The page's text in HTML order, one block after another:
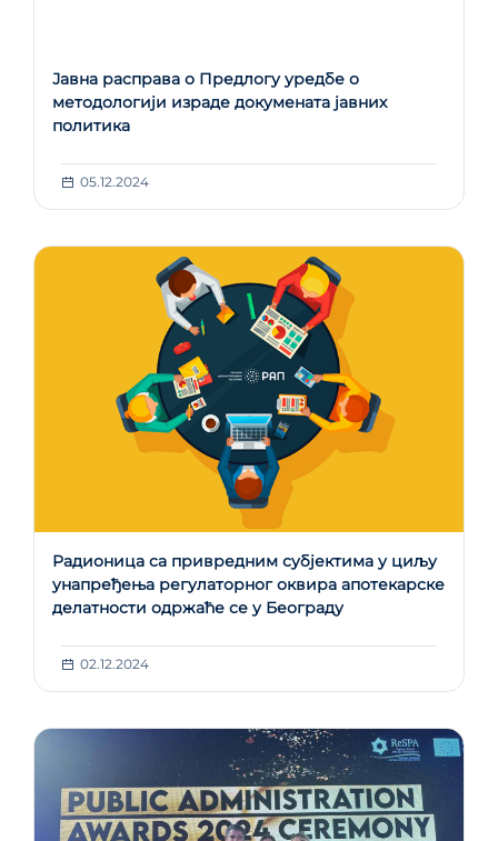
Јавна расправа о Предлогу уредбе о
методологији израде докумената јавних
политика
05.12.2024
Радионица са привредним субјектима у циљу
унапређења регулаторног оквира апотекарске
делатности одржаће се у Београду
02.12.2024